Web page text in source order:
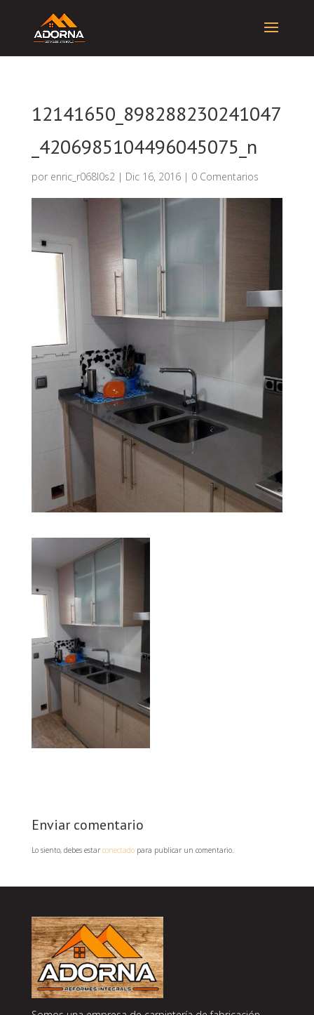
12141650_898288230241047
_4206985104496045075_n
por enric_r068l0s2| Dic 16, 2016| 0 Comentarios
Enviar comentario
Lo siento, debes estar conectadopara publicar un comentario.